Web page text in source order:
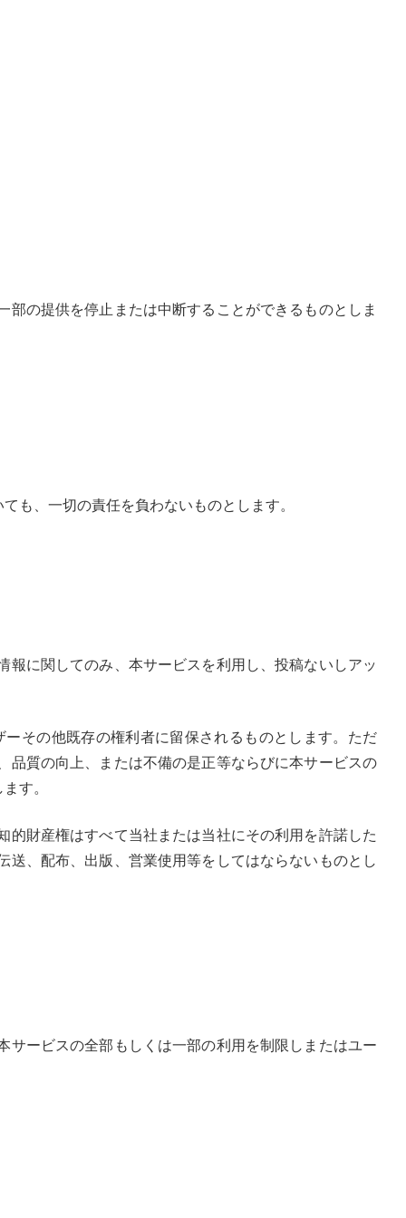
の提供を停止または中断することができるものとしま
も、一切の責任を負わないものとします。
に関してのみ、本サービスを利用し、投稿ないしアッ
その他既存の権利者に留保されるものとします。ただ
質の向上、または不備の是正等ならびに本サービスの
す。
財産権はすべて当社または当社にその利用を許諾した
、配布、出版、営業使用等をしてはならないものとし
ービスの全部もしくは一部の利用を制限しまたはユー